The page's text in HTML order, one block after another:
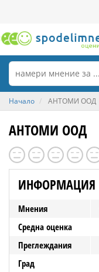
Начало АНТОМИ ООД
АНТОМИ ООД
ИНФОРМАЦИЯ
Мнения
Средна оценка
Преглеждания
Град